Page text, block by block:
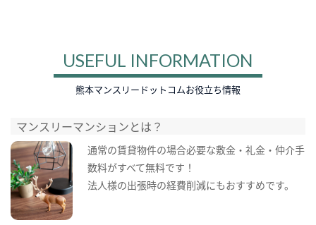
USEFUL INFORMATION
熊本マンスリードットコムお役立ち情報
マンスリーマンションとは？
通常の賃貸物件の場合必要な敷金・礼金・仲介手
数料がすべて無料です！
法人様の出張時の経費削減にもおすすめです。